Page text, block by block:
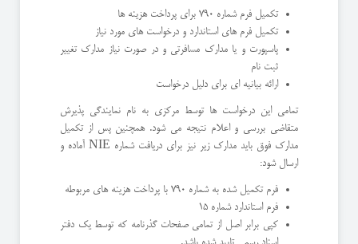
تکمیل فرم شماره 790 برای پرداخت هزینه ها
تکمیل فرم های استاندارد و درخواست های مورد نیاز
پاسپورت و یا مدارک مسافرتی و در صورت نیاز مدارک تغییر
ثبت نام
ارائه بیانیه ای برای دلیل درخواست
تمامی این درخواست ها توسط مرکزی به نام نمایندگی پذیرش
متقاضی بررسی و اعلام نتیجه می شود. همچنین پس از تکمیل
مدارک فوق باید مدارک زیر نیز برای دریافت شماره NIE آماده و
ارسال شود:
فرم تکمیل شده به شماره 790 با پرداخت هزینه های مربوطه
فرم استاندارد شماره 15
کپی برابر اصل از تمامی صفحات گذرنامه که توسط یک دفتر